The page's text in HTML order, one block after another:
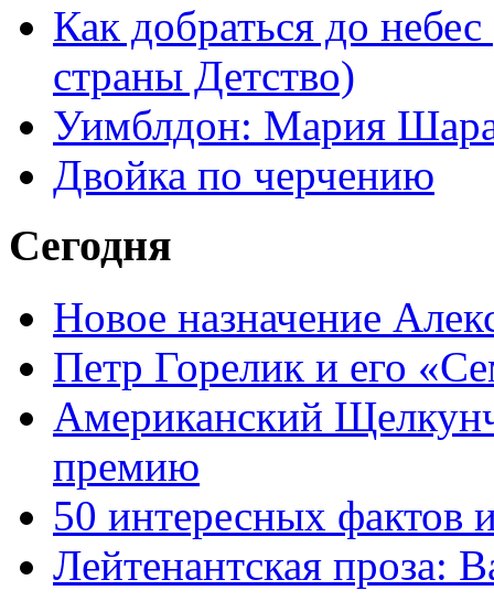
Как добраться до
страны Детство)
Уимблдон: Мария
Двойка по черчению
Сегодня
Новое назначение
Петр Горелик и его
Американский
премию
50 интересных фактов
Лейтенантская проза: